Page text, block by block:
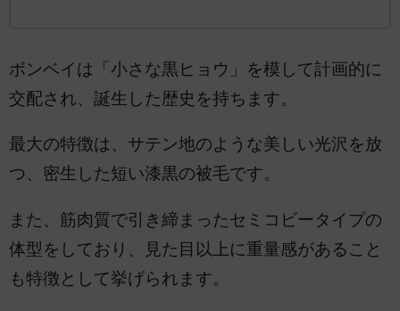
ボンベイは「小さな黒ヒョウ」を模して計画的に
交配され、誕生した歴史を持ちます。
最大の特徴は、サテン地のような美しい光沢を放
つ、密生した短い漆黒の被毛です。
また、筋肉質で引き締まったセミコビータイプの
体型をしており、見た目以上に重量感があること
も特徴として挙げられます。